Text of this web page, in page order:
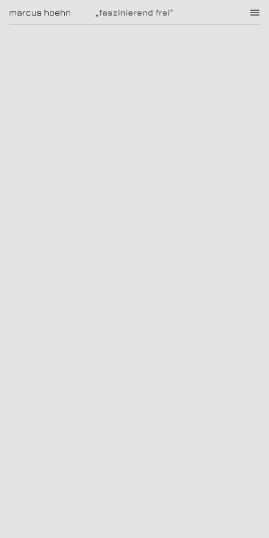
„faszinierend frei“
marcus hoehn marcus hoehn
|